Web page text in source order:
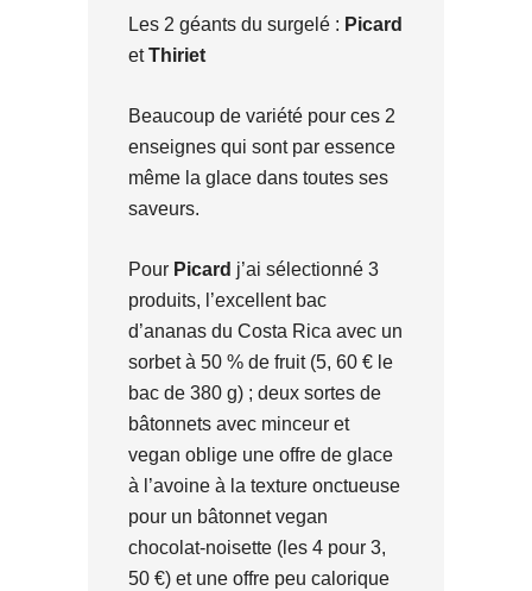
Les 2 géants du surgelé : Picard
etThiriet
Beaucoup de variété pour ces 2
enseignes qui sont par essence
même la glace dans toutes ses
saveurs.
Pour Picard j’ai sélectionné 3
produits, l’excellent bac
d’ananas du Costa Rica avec un
sorbet à 50 % de fruit (5, 60 € le
bac de 380 g) ; deux sortes de
bâtonnets avec minceur et
vegan oblige une offre de glace
à l’avoine à la texture onctueuse
pour un bâtonnet vegan
chocolat-noisette (les 4 pour 3,
50 €) et une offre peu calorique